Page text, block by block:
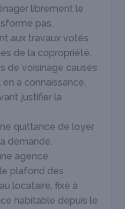
librement le
pas.
aux travaux votés
de la copropriété.
de voisinage causés
a connaissance,
justifier la
quittance de loyer
demande.
agence
plafond des
locataire, fixé à
habitable depuis le